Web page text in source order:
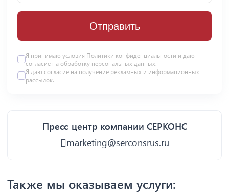
Отправить
Я принимаю условия Политики конфиденциальности и даю
согласие на обработку персональных данных.
Я даю согласие на получение рекламных и информационных
рассылок.
Пресс-центр компании СЕРКОНС
marketing@serconsrus.ru
Также мы оказываем услуги: